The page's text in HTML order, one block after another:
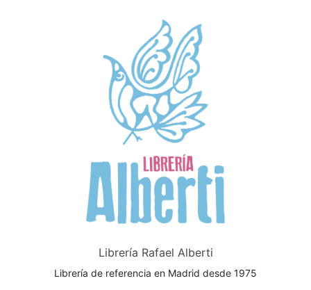
Librería Rafael Alberti
Librería de referencia en Madrid desde 1975